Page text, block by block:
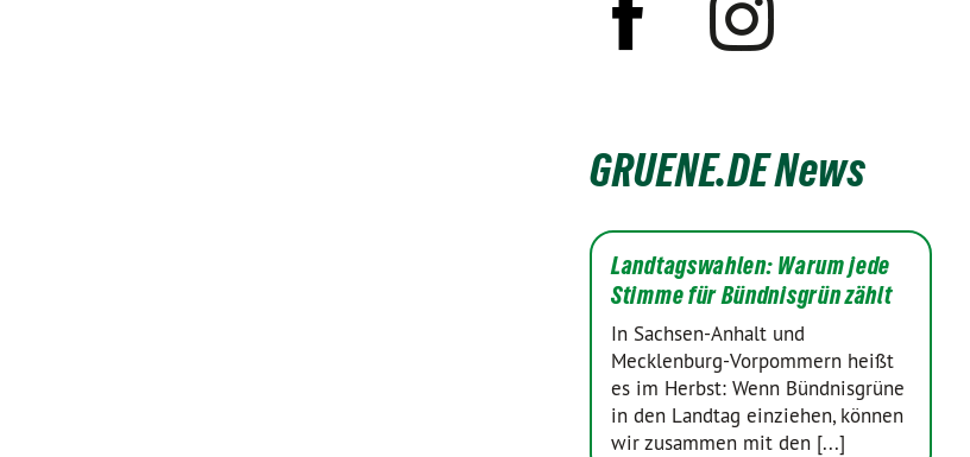
GRUENE.DE News
Landtagswahlen: Warum jede
Stimme für Bündnisgrün zählt
In Sachsen-Anhalt und
Mecklenburg-Vorpommern heißt
es im Herbst: Wenn Bündnisgrüne
in den Landtag einziehen, können
wir zusammen mit den [...]